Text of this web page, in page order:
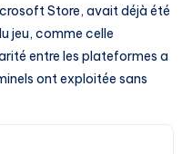
Store, avait déjà été
jeu, comme celle
entre les plateformes a
ont exploitée sans